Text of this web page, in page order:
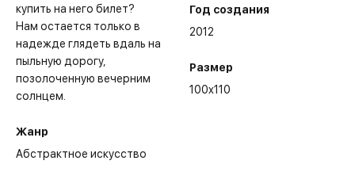
купить на него билет?
Нам остается только в
надежде глядеть вдаль на
пыльную дорогу,
позолоченную вечерним
солнцем.
Жанр
Абстрактное искусство
Год создания
2012
Размер
100x110